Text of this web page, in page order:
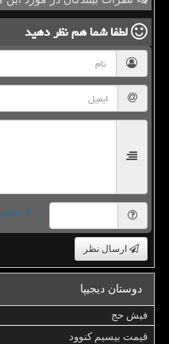
لطفا شما همنظر دهید
= ۳ بعلاوه ۳
ارسال نظر
دوستان دیجیپا
فیش حج
قیمت بیسیم کنوود